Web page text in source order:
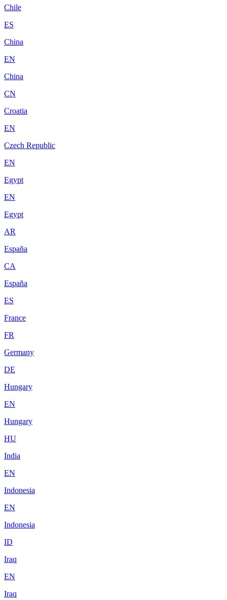
Chile
ES
China
EN
China
CN
Croatia
EN
Czech Republic
EN
Egypt
EN
Egypt
AR
España
CA
España
ES
France
FR
Germany
DE
Hungary
EN
Hungary
HU
India
EN
Indonesia
EN
Indonesia
ID
Iraq
EN
Iraq